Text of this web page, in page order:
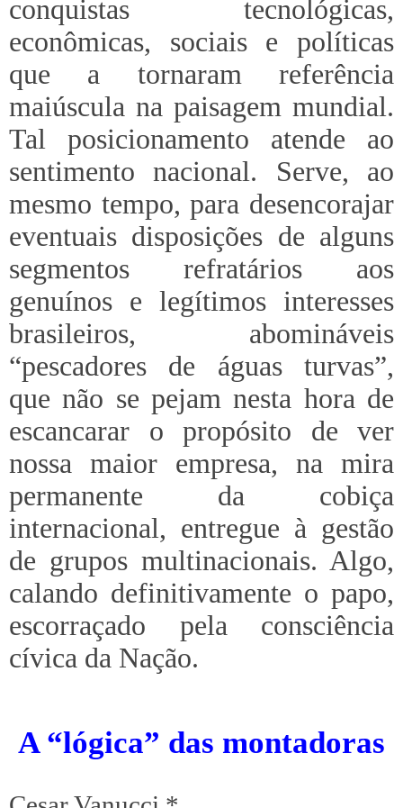
conquistas tecnológicas,
econômicas, sociais e políticas
que a tornaram referência
maiúscula na paisagem mundial.
Tal posicionamento atende ao
sentimento nacional. Serve, ao
mesmo tempo, para desencorajar
eventuais disposições de alguns
segmentos refratários aos
genuínos e legítimos interesses
brasileiros, abomináveis
“pescadores de águas turvas”,
que não se pejam nesta hora de
escancarar o propósito de ver
nossa maior empresa, na mira
permanente da cobiça
internacional, entregue à gestão
de grupos multinacionais. Algo,
calando definitivamente o papo,
escorraçado pela consciência
cívica da Nação.
A “lógica” das montadoras